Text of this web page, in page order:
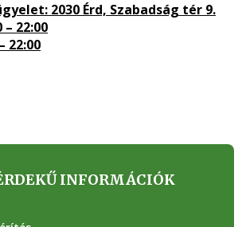
2030 Érd, Szabadság tér 9.
22:00
22:00
INFORMÁCIÓK